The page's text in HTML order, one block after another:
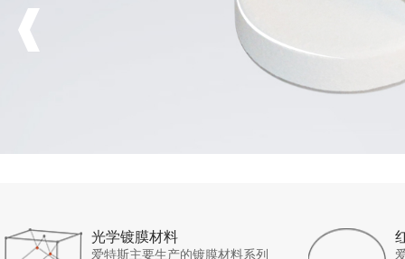
光学镀膜材料
爱特斯主要生产的镀膜材料系列